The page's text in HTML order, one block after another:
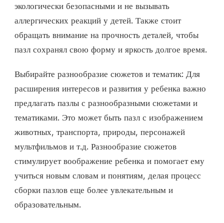
экологически безопасными и не вызывать
аллергических реакций у детей. Также стоит
обращать внимание на прочность деталей, чтобы
пазл сохранял свою форму и яркость долгое время.
Выбирайте разнообразие сюжетов и тематик: Для
расширения интересов и развития у ребенка важно
предлагать пазлы с разнообразными сюжетами и
тематиками. Это может быть пазл с изображением
животных, транспорта, природы, персонажей
мультфильмов и т.д. Разнообразие сюжетов
стимулирует воображение ребенка и помогает ему
учиться новым словам и понятиям, делая процесс
сборки пазлов еще более увлекательным и
образовательным.